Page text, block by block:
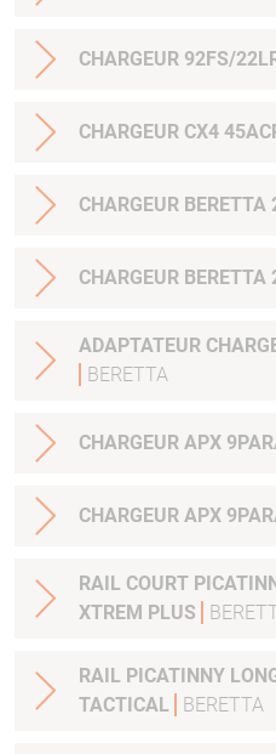
CHARGEUR 92FS/
CHARGEUR CX4
CHARGEUR
CHARGEUR
ADAPTATEUR
BERETTA
CHARGEUR
CHARGEUR
RAIL COURT
XTREM PLUS
RAIL PICATINNY
TACTICAL
BERETTA